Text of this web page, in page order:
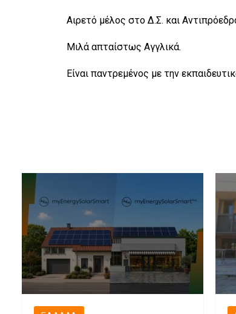
Αιρετό μέλος στο Δ.Σ. και
Μιλά απταίστως Αγγλικά.
Είναι παντρεμένος με την